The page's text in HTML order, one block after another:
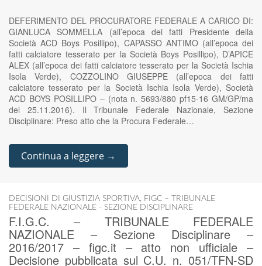
DEFERIMENTO DEL PROCURATORE FEDERALE A CARICO DI:
GIANLUCA SOMMELLA (all’epoca dei fatti Presidente della
Società ACD Boys Posillipo), CAPASSO ANTIMO (all’epoca dei
fatti calciatore tesserato per la Società Boys Posillipo), D’APICE
ALEX (all’epoca dei fatti calciatore tesserato per la Società Ischia
Isola Verde), COZZOLINO GIUSEPPE (all’epoca dei fatti
calciatore tesserato per la Società Ischia Isola Verde), Società
ACD BOYS POSILLIPO – (nota n. 5693/880 pf15-16 GM/GP/ma
del 25.11.2016). Il Tribunale Federale Nazionale, Sezione
Disciplinare: Preso atto che la Procura Federale…
Continua a leggere →
DECISIONI DI GIUSTIZIA SPORTIVA, FIGC – TRIBUNALE
FEDERALE NAZIONALE - SEZIONE DISCIPLINARE
F.I.G.C. – TRIBUNALE FEDERALE
NAZIONALE – Sezione Disciplinare –
2016/2017 – figc.it – atto non ufficiale –
Decisione pubblicata sul C.U. n. 051/TFN-SD